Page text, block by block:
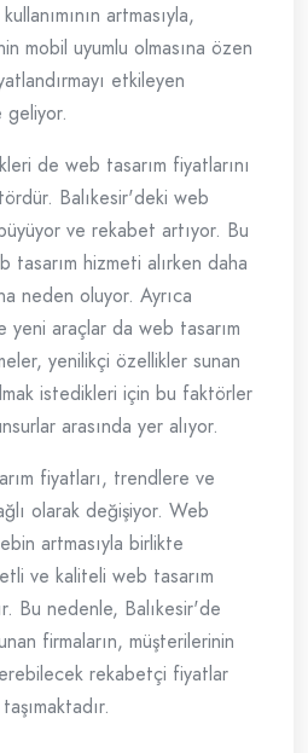
artmasıyla,
mobil uyumlu olmasına özen
etkileyen
de web tasarım fiyatlarını
Balıkesir'deki web
ve rekabet artıyor. Bu
tasarım hizmeti alırken daha
neden oluyor. Ayrıca
yeni araçlar da web tasarım
yenilikçi özellikler sunan
istedikleri için bu faktörler
arasında yer alıyor.
fiyatları, trendlere ve
olarak değişiyor. Web
artmasıyla birlikte
ve kaliteli web tasarım
Bu nedenle, Balıkesir'de
firmaların, müşterilerinin
rekabetçi fiyatlar